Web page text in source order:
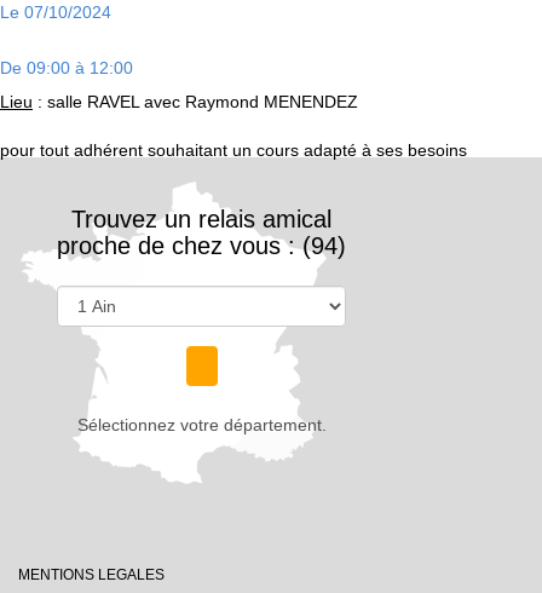
Le 07/10/2024
De 09:00 à 12:00
Lieu : salle RAVEL avec Raymond MENENDEZ
pour tout adhérent souhaitant un cours adapté à ses besoins
Trouvez un relais amical
proche de chez vous : (94)
Sélectionnez votre département.
MENTIONS LEGALES